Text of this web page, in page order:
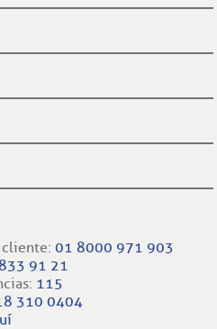
y Gas CREG
cliente:01 8000 971 903
91 21
115
310 0404